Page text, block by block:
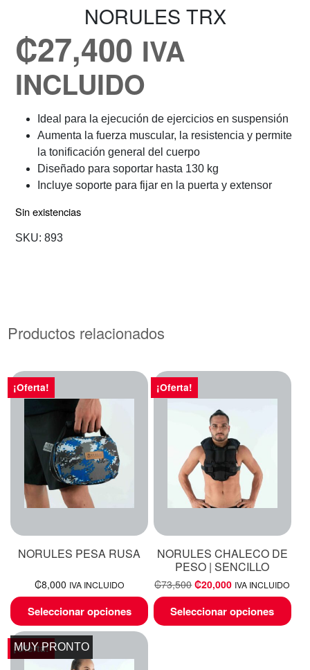
NORULES TRX
₡27,400 IVA
INCLUIDO
Ideal para la ejecución de ejercicios en suspensión
Aumenta la fuerza muscular, la resistencia y permite
la tonificación general del cuerpo
Diseñado para soportar hasta 130 kg
Incluye soporte para fijar en la puerta y extensor
Sin existencias
SKU:893
Productos relacionados
¡Oferta!
NORULES PESA RUSA
₡8,000 IVA INCLUIDO
Seleccionar opciones
¡Oferta!
NORULES CHALECO DE
PESO | SENCILLO
₡73,500 ₡20,000 IVA INCLUIDO
Seleccionar opciones
MUY PRONTO
¡Oferta!